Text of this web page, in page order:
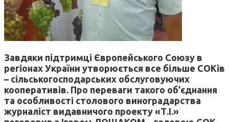
Завдяки підтримці Європейського Союзу в
регіонах України утворюється все більше СОКів
– сільськогосподарських обслуговуючих
кооперативів. Про переваги такого об’єднання
та особливості столового виноградарства
журналіст видавничого проекту «Т.І.»